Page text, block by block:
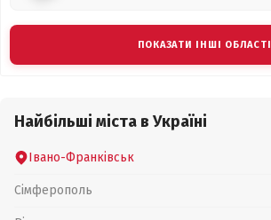
ПОКАЗАТИ ІНШІ ОБЛАСТІ
Найбільші міста в Україні
Івано-Франківськ
Сімферополь